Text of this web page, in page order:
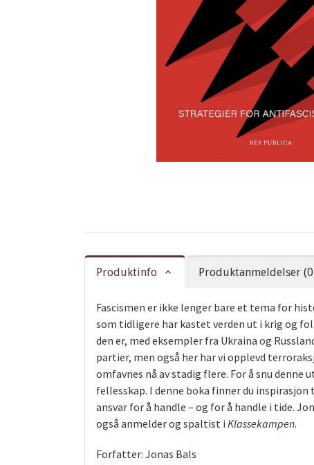
Produktinfo Produktanmeldelser
Fascismen er ikke lenger bare et tema for
som tidligere har kastet verden ut i krig og
den er, med eksempler fra Ukraina og
partier, men også her har vi opplevd
omfavnes nå av stadig flere. For å snu
fellesskap. I denne boka finner du
ansvar for å handle – og for å handle i tide.
også anmelder og spaltist i Klassekampen.
Forfatter: Jonas Bals